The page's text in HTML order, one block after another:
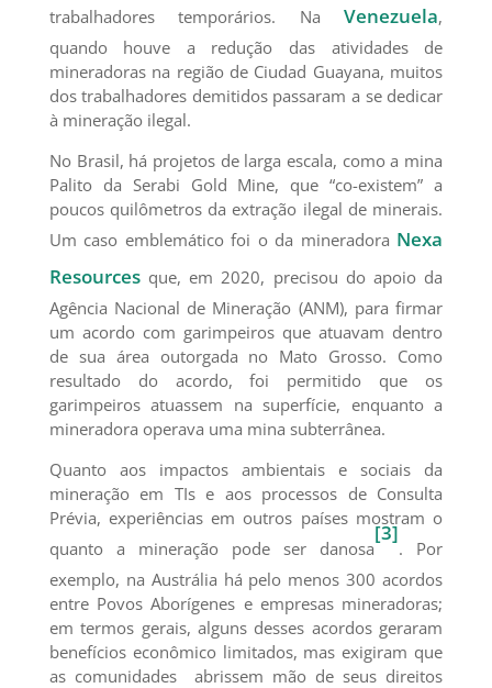
trabalhadores temporários. NaVenezuela,
quando houve a redução das atividades de
mineradoras na região de Ciudad Guayana, muitos
dos trabalhadores demitidos passaram a se dedicar
à mineração ilegal.
No Brasil, há projetos de larga escala, como a mina
Palito da Serabi Gold Mine, que “co-existem” a
poucos quilômetros da extração ilegal de minerais.
Um caso emblemático foi o da mineradora Nexa
Resourcesque, em 2020, precisou do apoio da
Agência Nacional de Mineração (ANM), para firmar
um acordo com garimpeiros que atuavam dentro
de sua área outorgada no Mato Grosso. Como
resultado do acordo, foi permitido que os
garimpeiros atuassem na superfície, enquanto a
mineradora operava uma mina subterrânea.
Quanto aos impactos ambientais e sociais da
mineração em TIs e aos processos de Consulta
Prévia, experiências em outros países mostram o
quanto a mineração pode ser danosa
[3]
. Por
exemplo, na Austrália há pelo menos 300 acordos
entre Povos Aborígenes e empresas mineradoras;
em termos gerais, alguns desses acordos geraram
benefícios econômico limitados, mas exigiram que
as comunidades abrissem mão de seus direitos